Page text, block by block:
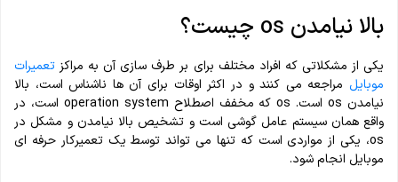
بالا نیامدن os چیست؟
یکی از مشکلاتی که افراد مختلف برای بر طرف سازی آن به مراکز تعمیرات
موبایل مراجعه می کنند و در اکثر اوقات برای آن ها ناشناس است، بالا
نیامدن os است‌. os که مخفف اصطلاح operation system است، در
واقع همانسیستم عامل گوشی است و تشخیص بالا نیامدن و مشکل در
os، یکی‌ از مواردی است که تنها می تواند توسط یک تعمیرکار حرفه ای
موبایل انجام شود.